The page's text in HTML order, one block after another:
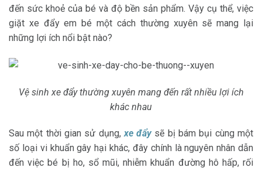
đến sức khoẻ của bé và độ bền sản phẩm. Vậy cụ thể, việc
giặt xe đẩy em bé một cách thường xuyên sẽ mang lại
những lợi ích nổi bật nào?
Vệ sinh xe đẩy thường xuyên mang đến rất nhiều lợi ích
khác nhau
Sau một thời gian sử dụng,xe đẩysẽ bị bám bụi cùng một
số loại vi khuẩn gây hại khác, đây chính là nguyên nhân dẫn
đến việc bé bị ho, sổ mũi, nhiễm khuẩn đường hô hấp, rối